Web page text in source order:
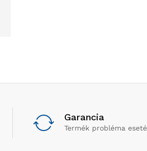
Garancia
Termék probléma